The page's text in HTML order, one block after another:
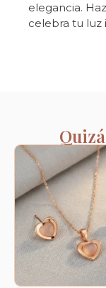
elegancia.
celebra tu luz